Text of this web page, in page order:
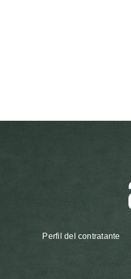
Perfil del contratante